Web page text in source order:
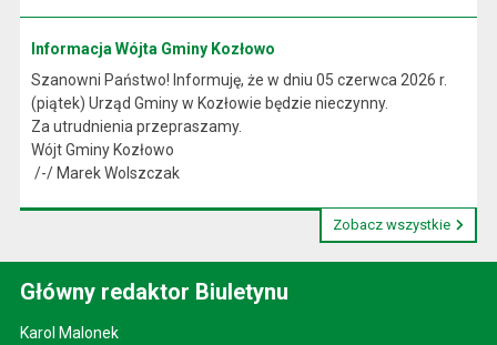
Informacja Wójta Gminy Kozłowo
Szanowni Państwo! Informuję, że w dniu 05 czerwca 2026 r.
(piątek) Urząd Gminy w Kozłowie będzie nieczynny.
Za utrudnienia przepraszamy.
Wójt Gminy Kozłowo
/-/ Marek Wolszczak
Zobacz wszystkie
Główny redaktor Biuletynu
Karol Malonek